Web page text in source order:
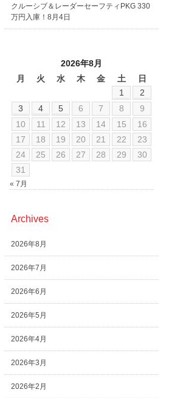
クルーシブ＆レーダーセーフティPKG 330
万円入庫！8月4日
2026年8月
月
火 水 木 金 土
日
1
2
3
4 5 6 7 8
9
10
11 12 13 14 15
16
17
18 19 20 21 22
23
24
25 26 27 28 29
30
31
« 7月
Archives
2026年8月
2026年7月
2026年6月
2026年5月
2026年4月
2026年3月
2026年2月